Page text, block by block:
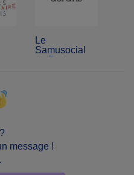
Le
Samusocial
de Paris
message !